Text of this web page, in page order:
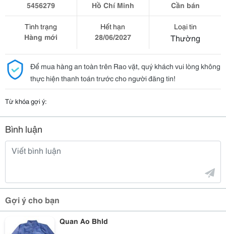
5456279
Hồ Chí Minh
Cần bán
Tình trạng
Hàng mới
Hết hạn
28/06/2027
Loại tin
Thường
Để mua hàng an toàn trên Rao vặt, quý khách vui lòng không
thực hiện thanh toán trước cho người đăng tin!
Từ khóa gợi ý:
Bình luận
Gợi ý cho bạn
Quan Ao Bhld